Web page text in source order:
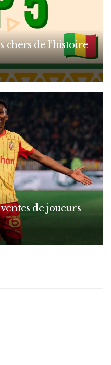
chers de l’histoire
de joueurs